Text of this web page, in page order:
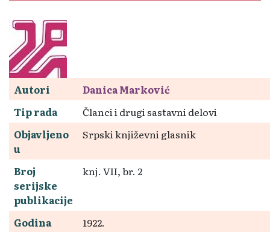
Autori
Danica Marković
Tip rada
Članci i drugi sastavni delovi
Objavljeno
u
Srpski književni glasnik
Broj
serijske
publikacije
knj. VII, br. 2
Godina
1922.